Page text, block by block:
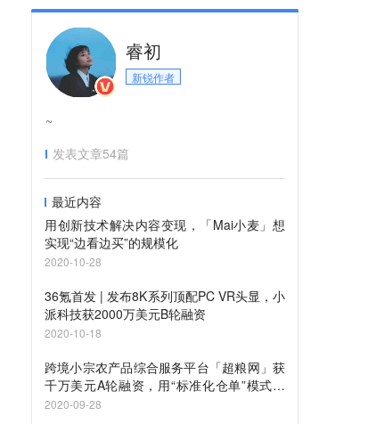
睿初
新锐作者
~
发表文章54篇
最近内容
用创新技术解决内容变现，「Mai小麦」想
实现“边看边买”的规模化
2020-10-28
36氪首发 | 发布8K系列顶配PC VR头显，小
派科技获2000万美元B轮融资
2020-10-18
跨境小宗农产品综合服务平台「超粮网」获
千万美元A轮融资，用“标准化仓单”模式解
决行业痛点
2020-09-28